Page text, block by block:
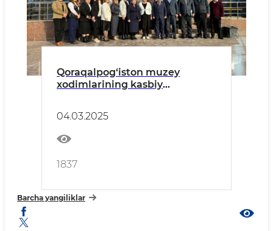
Qoraqalpog‘iston muzey
xodimlarining kasbiy
04.03.2025
1837
Barcha yangiliklar